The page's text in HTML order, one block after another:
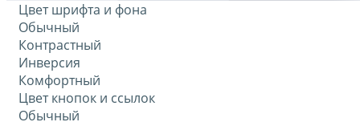
Цвет шрифта и фона
Обычный
Контрастный
Инверсия
Комфортный
Цвет кнопок и ссылок
Обычный